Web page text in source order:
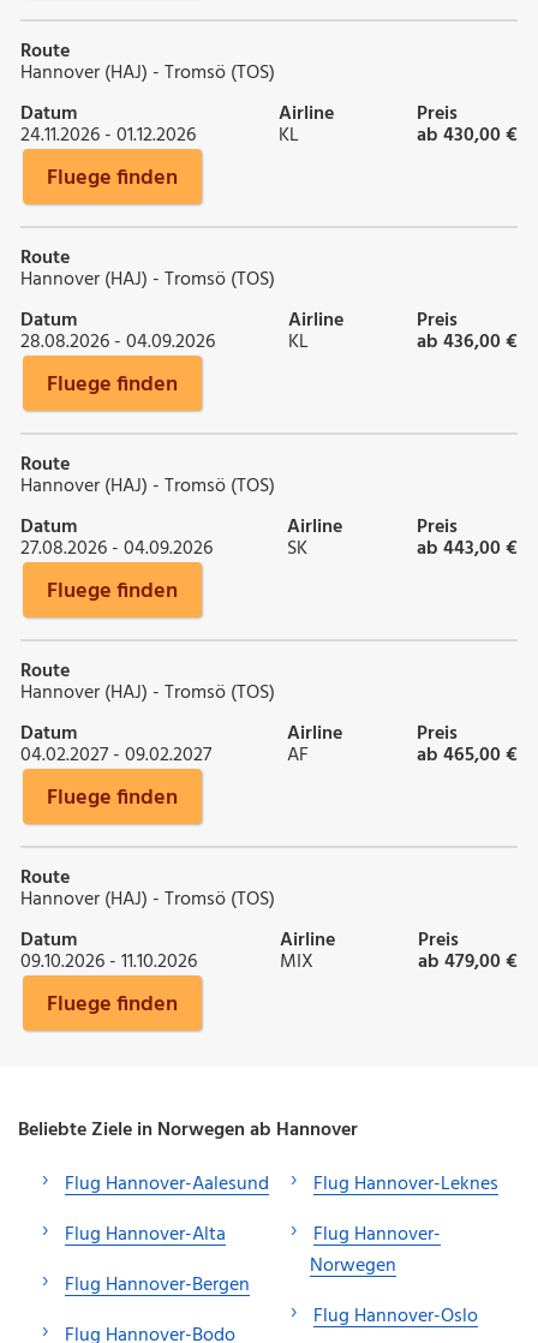
Route
Hannover (HAJ) - Tromsö (TOS)
Datum
24.11.2026 - 01.12.2026
Airline
KL
Preis
ab 430,00 €
Fluege finden
Route
Hannover (HAJ) - Tromsö (TOS)
Datum
28.08.2026 - 04.09.2026
Airline
KL
Preis
ab 436,00 €
Fluege finden
Route
Hannover (HAJ) - Tromsö (TOS)
Datum
27.08.2026 - 04.09.2026
Airline
SK
Preis
ab 443,00 €
Fluege finden
Route
Hannover (HAJ) - Tromsö (TOS)
Datum
04.02.2027 - 09.02.2027
Airline
AF
Preis
ab 465,00 €
Fluege finden
Route
Hannover (HAJ) - Tromsö (TOS)
Datum
09.10.2026 - 11.10.2026
Airline
MIX
Preis
ab 479,00 €
Fluege finden
Beliebte Ziele in Norwegen ab Hannover
Flug Hannover-Aalesund
Flug Hannover-Alta
Flug Hannover-Bergen
Flug Hannover-Bodo
Flug Hannover-Leknes
Flug Hannover-
Norwegen
Flug Hannover-Oslo